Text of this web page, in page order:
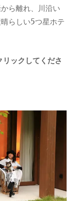
ら離れ、川沿い
らしい5つ星ホテ
ックしてくださ